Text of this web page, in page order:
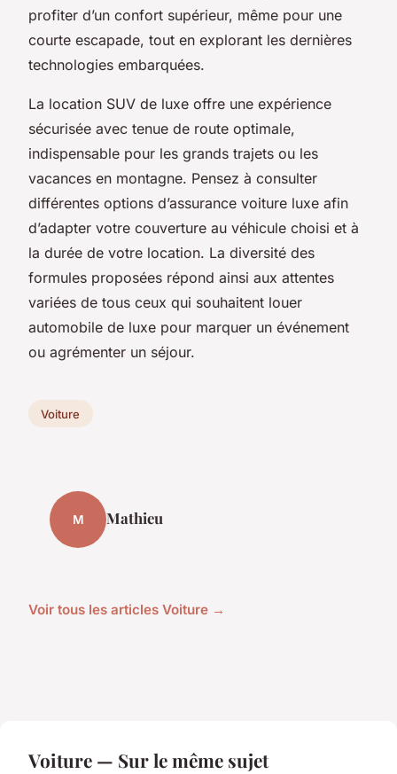
profiter d’un confort supérieur, même pour une
courte escapade, tout en explorant les dernières
technologies embarquées.
La location SUV de luxe offre une expérience
sécurisée avec tenue de route optimale,
indispensable pour les grands trajets ou les
vacances en montagne. Pensez à consulter
différentes options d’assurance voiture luxe afin
d’adapter votre couverture au véhicule choisi et à
la durée de votre location. La diversité des
formules proposées répond ainsi aux attentes
variées de tous ceux qui souhaitent louer
automobile de luxe pour marquer un événement
ou agrémenter un séjour.
Voiture
M Mathieu
Voir tous les articles Voiture →
Voiture — Sur le même sujet